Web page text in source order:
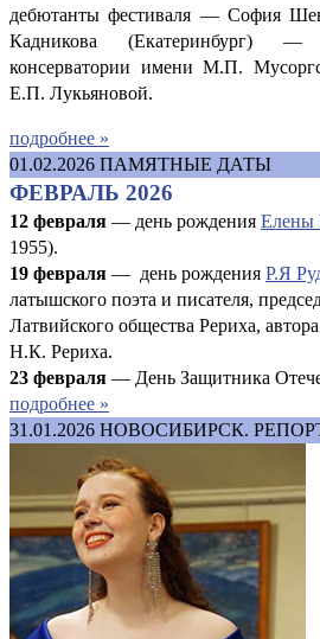
дебютанты фестиваля — София
Кадникова (Екатеринбург) —
консерватории имени М.П.
Е.П. Лукьяновой.
подробнее »
01.02.2026 ПАМЯТНЫЕ ДАТЫ
ФЕВРАЛЬ 2026
12 февраля — день рождения Елены
1955).
19 февраля — день рождения Р.Я
латышского поэта и писателя,
Латвийского общества Рериха,
Н.К. Рериха.
23 февраля — День Защитника
подробнее »
31.01.2026 НОВОСИБИРСК.